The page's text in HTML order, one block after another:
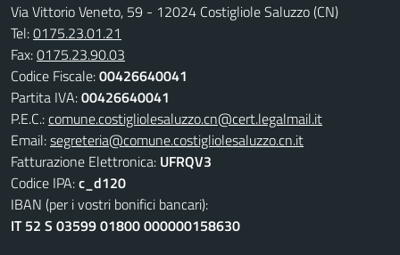
Via Vittorio Veneto, 59 - 12024 Costigliole Saluzzo (CN)
Tel:0175.23.01.21
Fax:0175.23.90.03
Codice Fiscale:00426640041
Partita IVA:00426640041
P.E.C.:comune.costigliolesaluzzo.cn@cert.legalmail.it
Email:segreteria@comune.costigliolesaluzzo.cn.it
Fatturazione Elettronica: UFRQV3
Codice IPA:c_d120
IBAN (per i vostri bonifici bancari):
IT 52 S 03599 01800 000000158630